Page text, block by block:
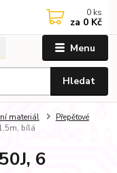
Menu
Hledat
0 ks
za 0 Kč
materiál
Přepěťové
bílá
6